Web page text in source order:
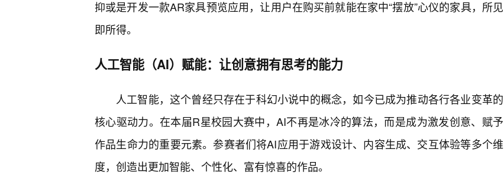
抑或是开发一款AR家具预览应用，让用户在购买前就能在家中“摆放”心仪的家具，所见
即所得。
人工智能（AI）赋能：让创意拥有思考的能力
人工智能，这个曾经只存在于科幻小说中的概念，如今已成为推动各行各业变革的
核心驱动力。在本届R星校园大赛中，AI不再是冰冷的算法，而是成为激发创意、赋予
作品生命力的重要元素。参赛者们将AI应用于游戏设计、内容生成、交互体验等多个维
度，创造出更加智能、个性化、富有惊喜的作品。